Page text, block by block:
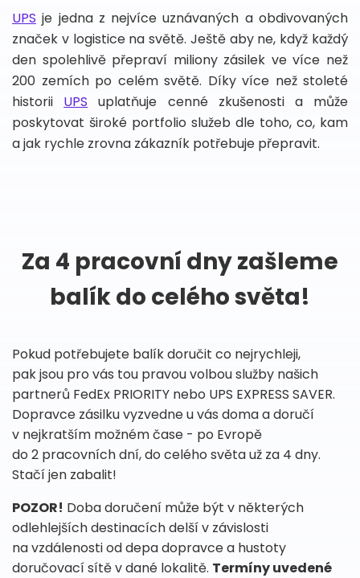
UPS je jedna z nejvíce uznávaných a obdivovaných
značek v logistice na světě. Ještě aby ne, když každý
den spolehlivě přepraví miliony zásilek ve více než
200 zemích po celém světě. Díky více než stoleté
historii UPS uplatňuje cenné zkušenosti a může
poskytovat široké portfolio služeb dle toho, co, kam
a jak rychle zrovna zákazník potřebuje přepravit.
Za 4 pracovní dny zašleme
balík do celého světa!
Pokud potřebujete balík doručit co nejrychleji,
pak jsou pro vás tou pravou volbou služby našich
partnerů FedEx PRIORITY nebo UPS EXPRESS SAVER.
Dopravce zásilku vyzvedne u vás doma a doručí
v nejkratším možném čase - po Evropě
do 2 pracovních dní, do celého světa už za 4 dny.
Stačí jen zabalit!
POZOR! Doba doručení může být v některých
odlehlejších destinacích delší v závislosti
na vzdálenosti od depa dopravce a hustoty
doručovací sítě v dané lokalitě. Termíny uvedené